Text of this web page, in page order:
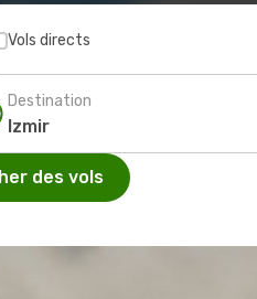
Vols directs
Destination
des vols